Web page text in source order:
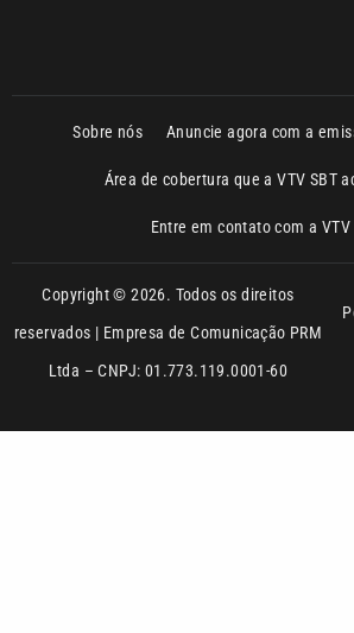
Sobre nós Anuncie agora com a
Área de cobertura que a VTV SBT
Entre em contato com a VTV
Copyright © 2026. Todos os direitos
reservados | Empresa de Comunicação PRM
Ltda – CNPJ: 01.773.119.0001-60